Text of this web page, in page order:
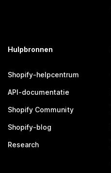
Hulpbronnen
Shopify-helpcentrum
API-documentatie
Shopify Community
Shopify-blog
Research